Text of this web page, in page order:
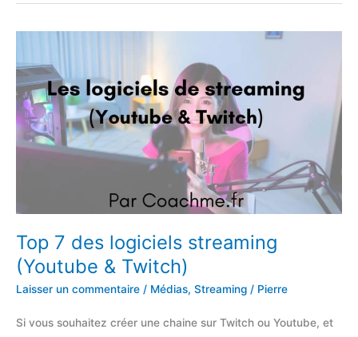
pour
regarder
Tour
de
France
2023
Top 7 des logiciels streaming
(Youtube & Twitch)
Laisser un commentaire / Médias, Streaming / Pierre
Si vous souhaitez créer une chaine sur Twitch ou Youtube, et